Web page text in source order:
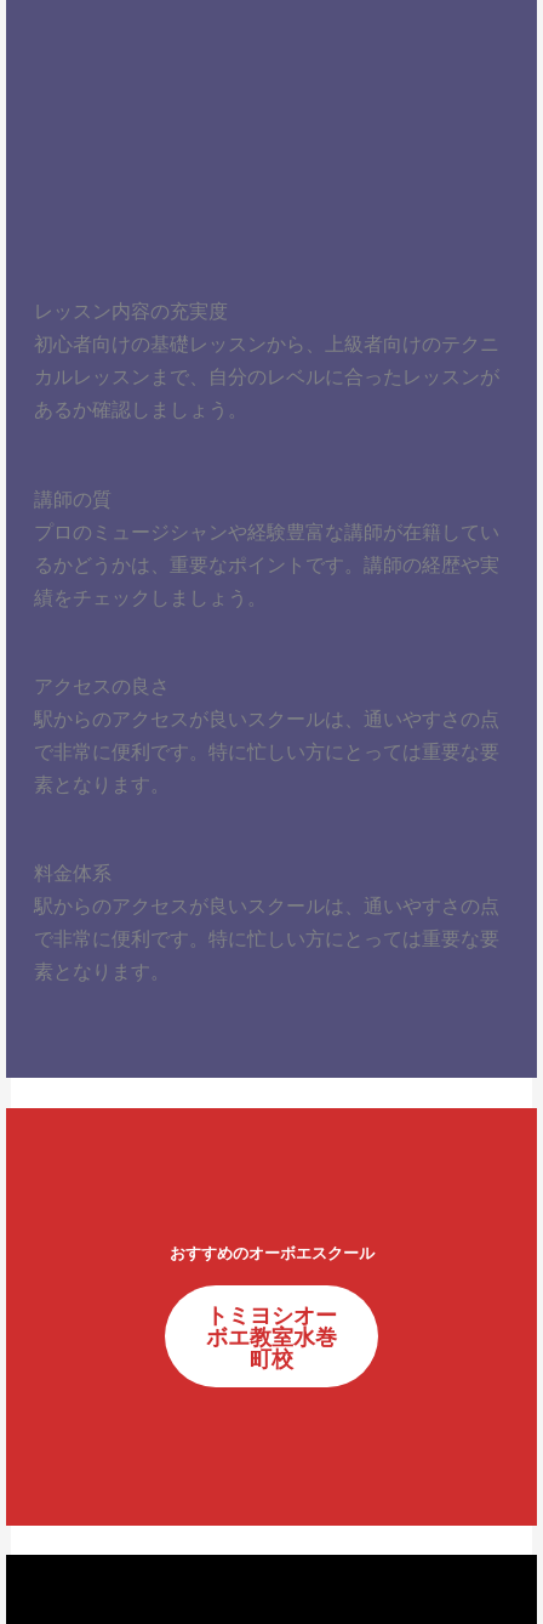
レッスン内容の充実度
初心者向けの基礎レッスンから、上級者向けのテクニ
カルレッスンまで、自分のレベルに合ったレッスンが
あるか確認しましょう。
講師の質
プロのミュージシャンや経験豊富な講師が在籍してい
るかどうかは、重要なポイントです。講師の経歴や実
績をチェックしましょう。
アクセスの良さ
駅からのアクセスが良いスクールは、通いやすさの点
で非常に便利です。特に忙しい方にとっては重要な要
素となります。
料金体系
駅からのアクセスが良いスクールは、通いやすさの点
で非常に便利です。特に忙しい方にとっては重要な要
素となります。
おすすめのオーボエスクール
トミヨシオー
ボエ教室水巻
町校